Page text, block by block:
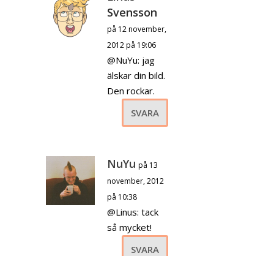
Svensson
på 12 november,
2012 på 19:06
@NuYu: jag
älskar din bild.
Den rockar.
SVARA
NuYu på 13
november, 2012
på 10:38
@Linus: tack
så mycket!
SVARA